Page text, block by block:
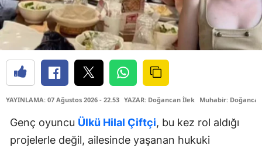
YAYINLAMA: 07 Ağustos 2026 - 22.53 YAZAR: Doğancan İlek Muhabir:
Genç oyuncu Ülkü Hilal Çiftçi, bu kez rol aldığı
projelerle değil, ailesinde yaşanan hukuki